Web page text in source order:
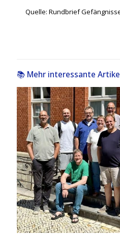
Quelle: Rundbrief
📚 Mehr interessante